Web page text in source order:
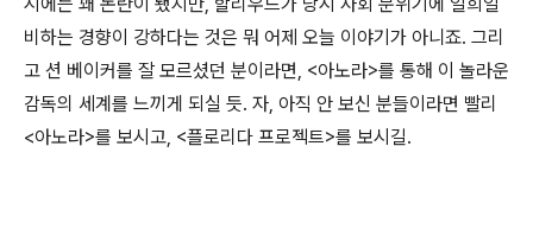
비하는 경향이 강하다는 것은 뭐 어제 오늘 이야기가 아니죠. 그리
고 션 베이커를 잘 모르셨던 분이라면, <아노라>를 통해 이 놀라운
감독의 세계를 느끼게 되실 듯. 자, 아직 안 보신 분들이라면 빨리
<아노라>를 보시고, <플로리다 프로젝트>를 보시길.